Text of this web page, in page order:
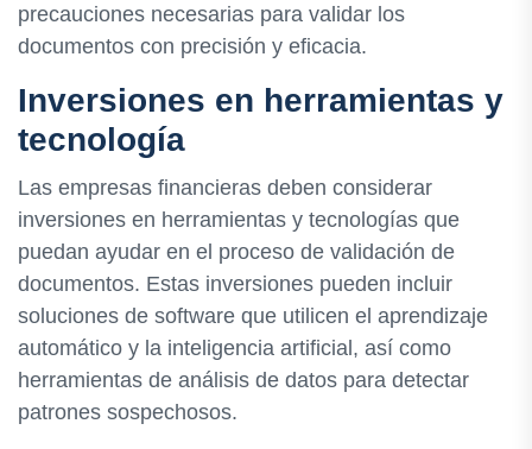
precauciones necesarias para validar los
documentos con precisión y eficacia.
Inversiones en herramientas y
tecnología
Las empresas financieras deben considerar
inversiones en herramientas y tecnologías que
puedan ayudar en el proceso de validación de
documentos. Estas inversiones pueden incluir
soluciones de software que utilicen el aprendizaje
automático y la inteligencia artificial, así como
herramientas de análisis de datos para detectar
patrones sospechosos.